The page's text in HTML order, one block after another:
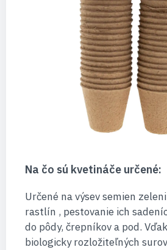
Na čo sú kvetináče určené:
Určené na výsev semien
rastlín , pestovanie ich
do pôdy, črepníkov a pod.
biologicky rozložiteľných